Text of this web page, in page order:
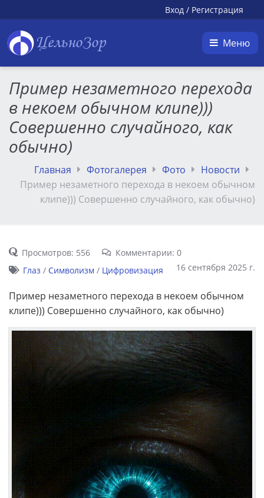
Вход / Регистрация
ЦельноЗор Меню
Пример незаметного перехода
в некоем обычном клипе)))
Совершенно случайного, как
обычно)
Главная Фотогалерея Фото
Новости
Пример незаметного перехода в некоем обычном
клипе))) Совершенно случайного, как обычно)
Просмотров: 556
Комментарии: 0
16 сентября 2025 г.
Глаз / Символизм / Цифровизация
Пример незаметного перехода в некоем обычном
клипе))) Совершенно случайного, как обычно)